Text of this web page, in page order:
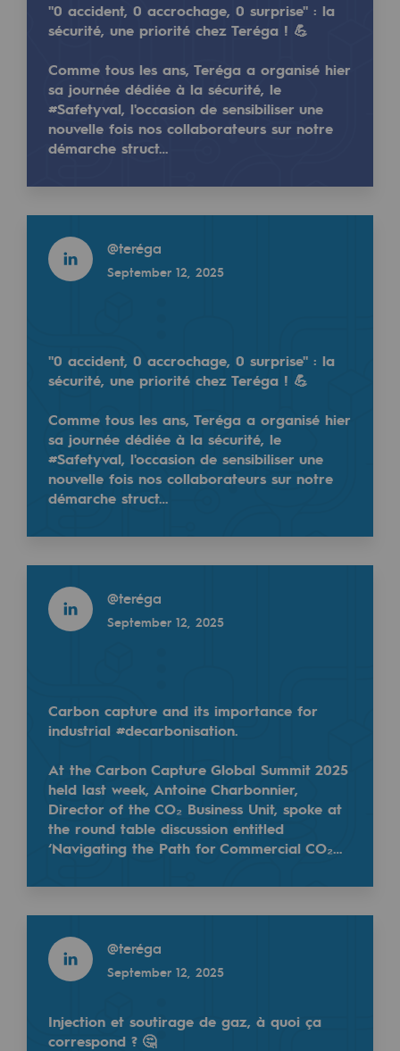
The Lab
Committed actor
Committed actor
CSR ambition
BE POSITIF, the environmental
Decarbonization: a priority
Biodiversity preservation
Impact management
Social and regional responsibility
Social and regional responsibility
Energiz Mouv
Teréga's social and regional program
Commitments to the territories
Social
Investing in skills
Inclusion
Quality of life and work conditions
Safety
PARI 2035, the safety program
📣 Teréga est heureux d'annoncer la présence de
Après 20 ans d'expériences dans le #leadership,
Read more
@Teregacontact
Teréga est heureux d'annoncer la présence de
Read more
@teréga
Nouvelle année, nouvelle #énergie pour un avenir
Read more
@Teregacontact
"0 accident, 0 accrochage, 0 surprise" : la
sécurité, une priorité chez Teréga ! 💪
Comme tous les ans, Teréga a organisé hier
sa journée dédiée à la sécurité, le
#Safetyval, l'occasion de sensibiliser une
nouvelle fois nos collaborateurs sur notre
démarche struct…
@teréga
September 12, 2025
"0 accident, 0 accrochage, 0 surprise" : la
sécurité, une priorité chez Teréga ! 💪
Comme tous les ans, Teréga a organisé hier
sa journée dédiée à la sécurité, le
#Safetyval, l'occasion de sensibiliser une
nouvelle fois nos collaborateurs sur notre
démarche struct…
@teréga
September 12, 2025
Carbon capture and its importance for
industrial #decarbonisation.
At the Carbon Capture Global Summit 2025
held last week, Antoine Charbonnier,
Director of the CO₂ Business Unit, spoke at
the round table discussion entitled
‘Navigating the Path for Commercial CO₂…
@teréga
September 12, 2025
Injection et soutirage de gaz, à quoi ça
correspond ? 🤔